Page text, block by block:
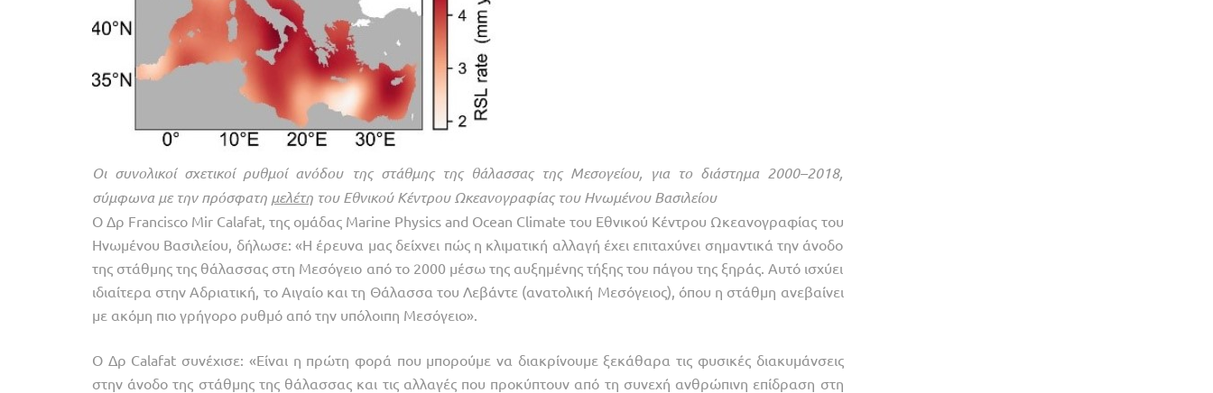
Οι συνολικοί σχετικοί ρυθμοί ανόδου της στάθμης της θάλασσας της Μεσογείου, για το διάστημα 2000–2018,
σύμφωνα με την πρόσφατη μελέτη του Εθνικού Κέντρου Ωκεανογραφίας του Ηνωμένου Βασιλείου
Ο Δρ Francisco Mir Calafat, της ομάδας Marine Physics and Ocean Climate του Εθνικού Κέντρου Ωκεανογραφίας του
Ηνωμένου Βασιλείου, δήλωσε: «Η έρευνα μας δείχνει πώς η κλιματική αλλαγή έχει επιταχύνει σημαντικά την άνοδο
της στάθμης της θάλασσας στη Μεσόγειο από το 2000 μέσω της αυξημένης τήξης του πάγου της ξηράς. Αυτό ισχύει
ιδιαίτερα στην Αδριατική, το Αιγαίο και τη Θάλασσα του Λεβάντε (ανατολική Μεσόγειος), όπου η στάθμη ανεβαίνει
με ακόμη πιο γρήγορο ρυθμό από την υπόλοιπη Μεσόγειο».
Ο Δρ Calafat συνέχισε: «Είναι η πρώτη φορά που μπορούμε να διακρίνουμε ξεκάθαρα τις φυσικές διακυμάνσεις
στην άνοδο της στάθμης της θάλασσας και τις αλλαγές που προκύπτουν από τη συνεχή ανθρώπινη επίδραση στη